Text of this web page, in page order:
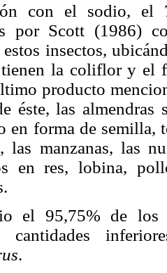
con el sodio, el
por Scott (1986)
estos insectos,
tienen la coliflor y
producto
éste, las
en forma de semilla,
las manzanas, las
en res, lobina,
el 95,75% de los
cantidades
.